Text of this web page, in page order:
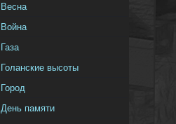
Весна
Война
Газа
Голанские высоты
Город
День памяти